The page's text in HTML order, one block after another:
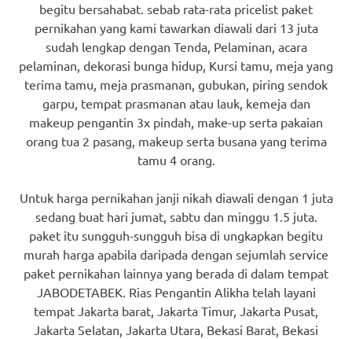
begitu bersahabat. sebab rata-rata pricelist paket
pernikahan yang kami tawarkan diawali dari 13 juta
sudah lengkap dengan Tenda, Pelaminan, acara
pelaminan, dekorasi bunga hidup, Kursi tamu, meja yang
terima tamu, meja prasmanan, gubukan, piring sendok
garpu, tempat prasmanan atau lauk, kemeja dan
makeup pengantin 3x pindah, make-up serta pakaian
orang tua 2 pasang, makeup serta busana yang terima
tamu 4 orang.
Untuk harga pernikahan janji nikah diawali dengan 1 juta
sedang buat hari jumat, sabtu dan minggu 1.5 juta.
paket itu sungguh-sungguh bisa di ungkapkan begitu
murah harga apabila daripada dengan sejumlah service
paket pernikahan lainnya yang berada di dalam tempat
JABODETABEK. Rias Pengantin Alikha telah layani
tempat Jakarta barat, Jakarta Timur, Jakarta Pusat,
Jakarta Selatan, Jakarta Utara, Bekasi Barat, Bekasi